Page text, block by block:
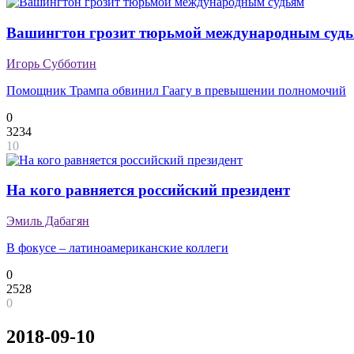
Вашингтон грозит тюрьмой международным
Игорь Субботин
Помощник Трампа обвинил Гаагу в превышении полномочий
0
3234
10
На кого равняется российский президент
Эмиль Дабагян
В фокусе – латиноамериканские коллеги
0
2528
0
2018-09-10